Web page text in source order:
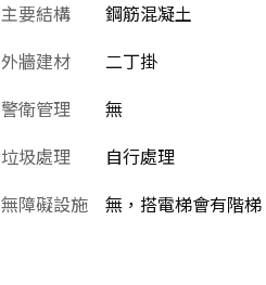
主要結構
鋼筋混凝土
外牆建材
二丁掛
警衛管理
無
垃圾處理
自行處理
無障礙設施
無，搭電梯會有階梯